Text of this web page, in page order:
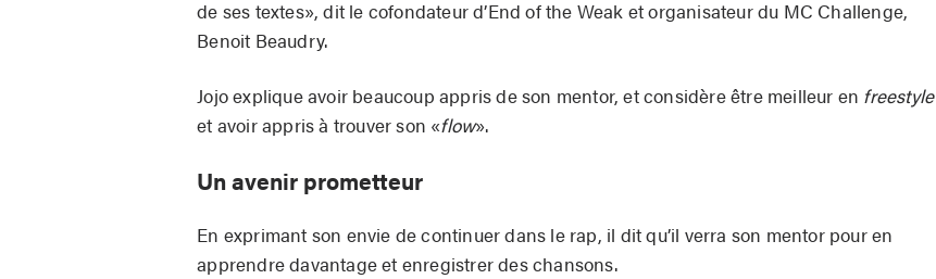
de ses textes», dit le cofondateur d’End of the Weak et organisateur du MC Challenge,
Benoit Beaudry.
Jojo explique avoir beaucoup appris de son mentor, et considère être meilleur en freestyle
et avoir appris à trouver son «flow».
Un avenir prometteur
En exprimant son envie de continuer dans le rap, il dit qu’il verra son mentor pour en
apprendre davantage et enregistrer des chansons.